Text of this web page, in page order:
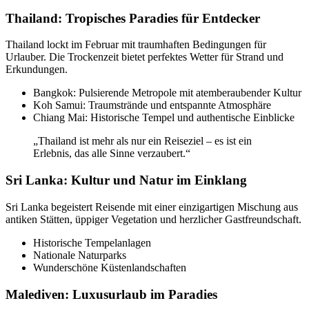
Thailand: Tropisches Paradies für Entdecker
Thailand lockt im Februar mit traumhaften Bedingungen für
Urlauber. Die Trockenzeit bietet perfektes Wetter für Strand und
Erkundungen.
Bangkok: Pulsierende Metropole mit atemberaubender Kultur
Koh Samui: Traumstrände und entspannte Atmosphäre
Chiang Mai: Historische Tempel und authentische Einblicke
„Thailand ist mehr als nur ein Reiseziel – es ist ein
Erlebnis, das alle Sinne verzaubert.“
Sri Lanka: Kultur und Natur im Einklang
Sri Lanka begeistert Reisende mit einer einzigartigen Mischung aus
antiken Stätten, üppiger Vegetation und herzlicher Gastfreundschaft.
Historische Tempelanlagen
Nationale Naturparks
Wunderschöne Küstenlandschaften
Malediven: Luxusurlaub im Paradies